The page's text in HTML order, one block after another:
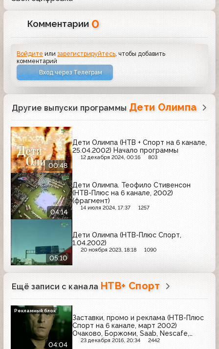
Комментарии 0
Войдите илизарегистрируйтесь, чтобы добавить
комментарий
Вход через Телеграм
Другие выпуски программы Дети Олимпа
00:48
Дети Олимпа (НТВ + Спорт на 6 канале,
25.04.2002) Начало программы
12 декабря 2024, 00:16 803
04:14
Дети Олимпа. Теофило Стивенсон
(НТВ-Плюс на 6 канале, 2002)
(фрагмент)
14 июля 2024, 17:37 1257
05:10
Дети Олимпа (НТВ-Плюс Спорт,
1.04.2002)
20 ноября 2023, 18:18 1090
Ещё записи с канала НТВ+ Спорт
04:04
Заставки, промо и реклама (НТВ-Плюс
Спорт на 6 канале, март 2002)
Очаково, Боржоми, Saab, Nescafe,
McDonald's, Car-Freshner, Старый
23 декабря 2016, 20:34 2442
Рекламный блок